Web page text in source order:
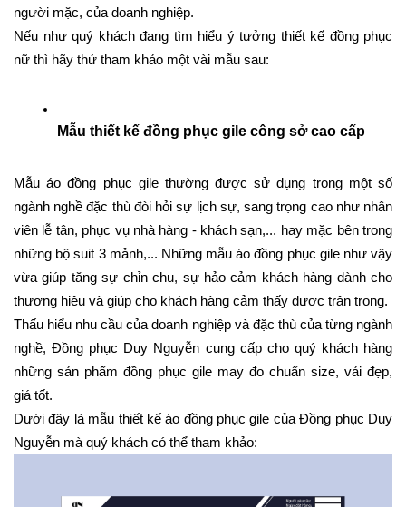
người mặc, của doanh nghiệp.
Nếu như quý khách đang tìm hiểu ý tưởng thiết kế đồng phục
nữ thì hãy thử tham khảo một vài mẫu sau:
Mẫu thiết kế đồng phục gile công sở cao cấp
Mẫu áo đồng phục gile thường được sử dụng trong một số
ngành nghề đặc thù đòi hỏi sự lịch sự, sang trọng cao như nhân
viên lễ tân, phục vụ nhà hàng - khách sạn,... hay mặc bên trong
những bộ suit 3 mảnh,... Những mẫu áo đồng phục gile như vậy
vừa giúp tăng sự chỉn chu, sự hảo cảm khách hàng dành cho
thương hiệu và giúp cho khách hàng cảm thấy được trân trọng.
Thấu hiểu nhu cầu của doanh nghiệp và đặc thù của từng ngành
nghề, Đồng phục Duy Nguyễn cung cấp cho quý khách hàng
những sản phẩm đồng phục gile may đo chuẩn size, vải đẹp,
giá tốt.
Dưới đây là mẫu thiết kế áo đồng phục gile của Đồng phục Duy
Nguyễn mà quý khách có thể tham khảo: